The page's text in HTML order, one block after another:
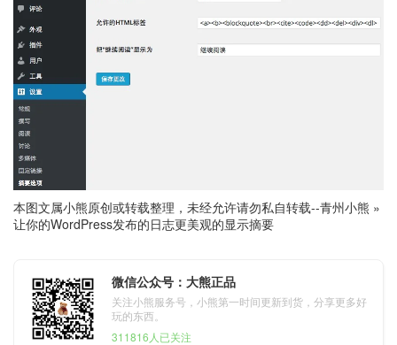
本图文属小熊原创或转载整理，未经允许请勿私自转载--青州小熊 »
让你的WordPress发布的日志更美观的显示摘要
微信公众号：大熊正品
关注小熊服务号，小熊第一时间更新到货，分享更多好
玩的东西。
311816人已关注